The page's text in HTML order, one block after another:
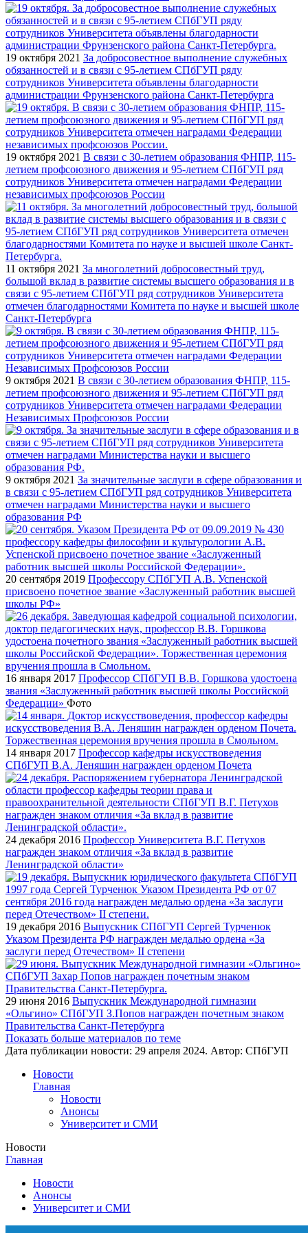
19 октября 2021 За добросовестное выполнение служебных
обязанностей и в связи с 95-летием СПбГУП ряду
сотрудников Университета объявлены благодарности
администрации Фрунзенского района Санкт-Петербурга
19 октября 2021 В связи с 30-летием образования ФНПР, 115-
летием профсоюзного движения и 95-летием СПбГУП ряд
сотрудников Университета отмечен наградами Федерации
независимых профсоюзов России
11 октября 2021 За многолетний добросовестный труд,
большой вклад в развитие системы высшего образования и в
связи с 95-летием СПбГУП ряд сотрудников Университета
отмечен благодарностями Комитета по науке и высшей школе
Санкт-Петербурга
9 октября 2021 В связи с 30-летием образования ФНПР, 115-
летием профсоюзного движения и 95-летием СПбГУП ряд
сотрудников Университета отмечен наградами Федерации
Независимых Профсоюзов России
9 октября 2021 За значительные заслуги в сфере образования и
в связи с 95-летием СПбГУП ряд сотрудников Университета
отмечен наградами Министерства науки и высшего
образования РФ
20 сентября 2019 Профессору СПбГУП А.В. Успенской
присвоено почетное звание «Заслуженный работник высшей
школы РФ»
16 января 2017 Профессор СПбГУП В.В. Горшкова удостоена
звания «Заслуженный работник высшей школы Российской
Федерации» Фото
14 января 2017 Профессор кафедры искусствоведения
СПбГУП В.А. Леняшин награжден орденом Почета
24 декабря 2016 Профессор Университета В.Г. Петухов
награжден знаком отличия «За вклад в развитие
Ленинградской области»
19 декабря 2016 Выпускник СПбГУП Сергей Турченюк
Указом Президента РФ награжден медалью ордена «За
заслуги перед Отечеством» II степени
29 июня 2016 Выпускник Международной гимназии
«Ольгино» СПбГУП З.Попов награжден почетным знаком
Правительства Санкт-Петербурга
Показать больше материалов по теме
Дата публикации новости: 29 апреля 2024. Автор: СПбГУП
Новости
Главная
Новости
Анонсы
Университет и СМИ
Новости
Главная
Новости
Анонсы
Университет и СМИ